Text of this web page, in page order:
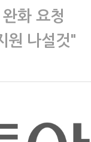
화 요청
원 나설것"